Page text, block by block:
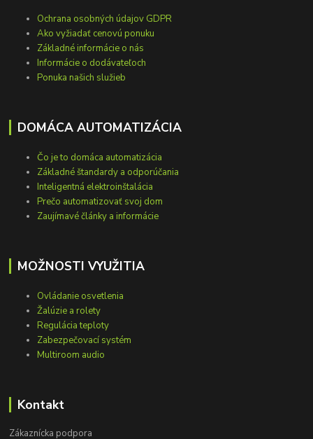
Ochrana osobných údajov GDPR
Ako vyžiadať cenovú ponuku
Základné informácie o nás
Informácie o dodávateľoch
Ponuka našich služieb
DOMÁCA AUTOMATIZÁCIA
Čo je to domáca automatizácia
Základné štandardy a odporúčania
Inteligentná elektroinštalácia
Prečo automatizovať svoj dom
Zaujímavé články a informácie
MOŽNOSTI VYUŽITIA
Ovládanie osvetlenia
Žalúzie a rolety
Regulácia teploty
Zabezpečovací systém
Multiroom audio
Kontakt
Zákaznícka podpora